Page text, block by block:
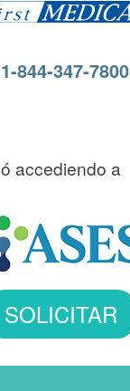
1-844-347-7800
ó accediendo a
SOLICITAR